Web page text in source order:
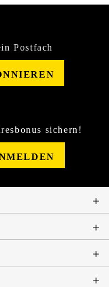
Postfach
sichern!